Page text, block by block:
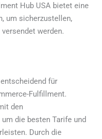
Hub USA bietet eine
um sicherzustellen,
werden.
für
Fulfillment.
den
die besten Tarife und
Durch die